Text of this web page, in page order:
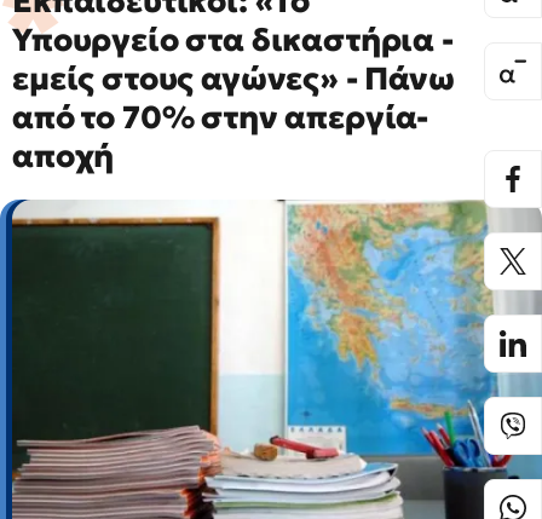
Υπουργείο στα δικαστήρια -
εμείς στους αγώνες» - Πάνω
από το 70% στην απεργία-
αποχή